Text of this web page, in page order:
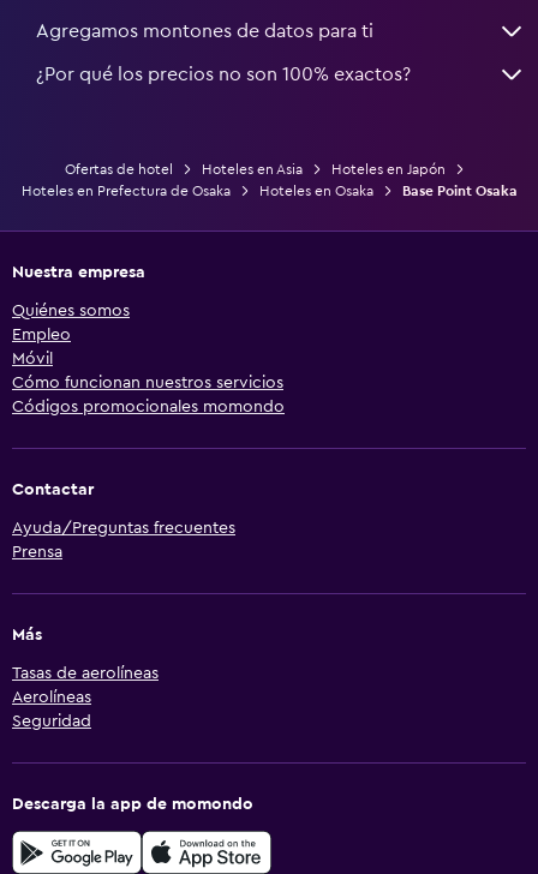
Agregamos montones de datos para ti
¿Por qué los precios no son 100% exactos?
Ofertas de hotel Hoteles en Asia
Hoteles en Japón
Hoteles en Prefectura de Osaka
Hoteles en Osaka Base Point Osaka
Nuestra empresa
Quiénes somos
Empleo
Móvil
Cómo funcionan nuestros servicios
Códigos promocionales momondo
Contactar
Ayuda/Preguntas frecuentes
Prensa
Más
Tasas de aerolíneas
Aerolíneas
Seguridad
Descarga la app de momondo